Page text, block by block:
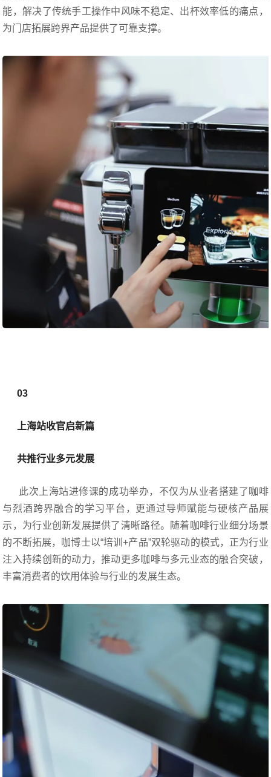
能，解决了传统手工操作中风味不稳定、出杯效率低的痛点，
为门店拓展跨界产品提供了可靠支撑。
03
上海站收官启新篇
共推行业多元发展
此次上海站进修课的成功举办，不仅为从业者搭建了咖啡
与烈酒跨界融合的学习平台，更通过导师赋能与硬核产品展
示，为行业创新发展提供了清晰路径。随着咖啡行业细分场景
的不断拓展，咖博士以“培训+产品”双轮驱动的模式，正为行业
注入持续创新的动力，推动更多咖啡与多元业态的融合突破，
丰富消费者的饮用体验与行业的发展生态。